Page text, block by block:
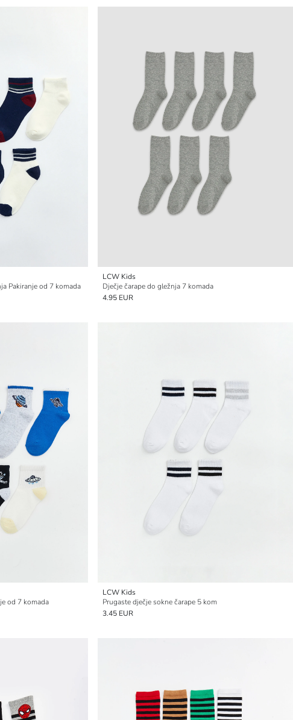
Pakiranje od 7 komada
LCW Kids
Dječje čarape do gležnja 7 komada
4.95 EUR
od 7 komada
LCW Kids
Prugaste dječje sokne čarape 5 kom
3.45 EUR